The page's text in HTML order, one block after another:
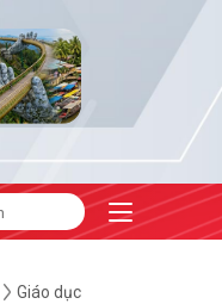
3
Giáo dục